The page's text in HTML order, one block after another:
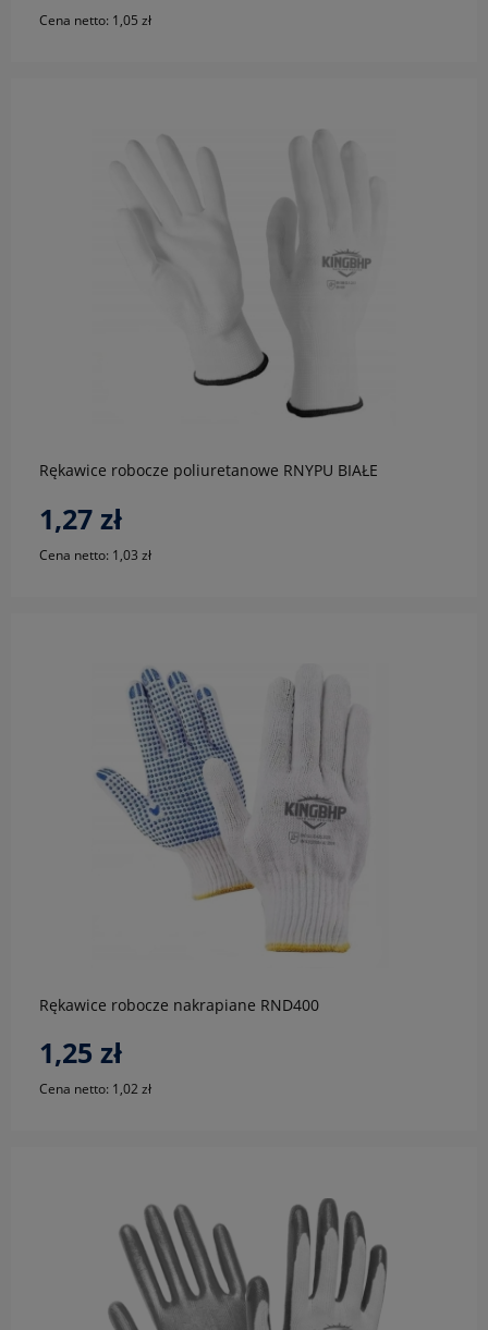
Cena netto: 1,05 zł
Rękawice robocze poliuretanowe RNYPU BIAŁE
1,27 zł
Cena netto: 1,03 zł
do koszyka
Rękawice robocze nakrapiane RND400
1,25 zł
Cena netto: 1,02 zł